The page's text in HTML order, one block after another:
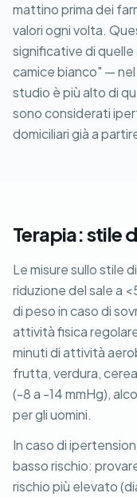
mattino prima dei
valori ogni volta.
significative di
camice bianco" —
studio è più alto di
sono considerati
domiciliari già a
Terapia: stile
Le misure sullo stile
riduzione del sale a
di peso in caso di
attività fisica
minuti di attività
frutta, verdura,
(-8 a -14 mmHg),
per gli uomini.
In caso di
basso rischio:
rischio più elevato